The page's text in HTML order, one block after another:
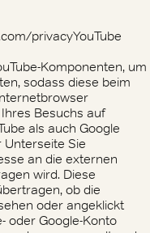
privacyYouTube
Komponenten, um
sodass diese beim
Besuchs auf
als auch Google
Sie
an die externen
wird. Diese
ob die
oder angeklickt
oder Google-Konto